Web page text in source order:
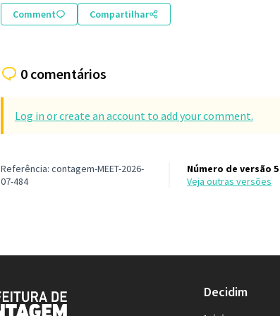
Comment Compartilhar
0 comentários
Log in or create an account to add your comment.
Referência: contagem-MEET-2026-
07-484
Número de versão 5
veja outras versões
Decidim